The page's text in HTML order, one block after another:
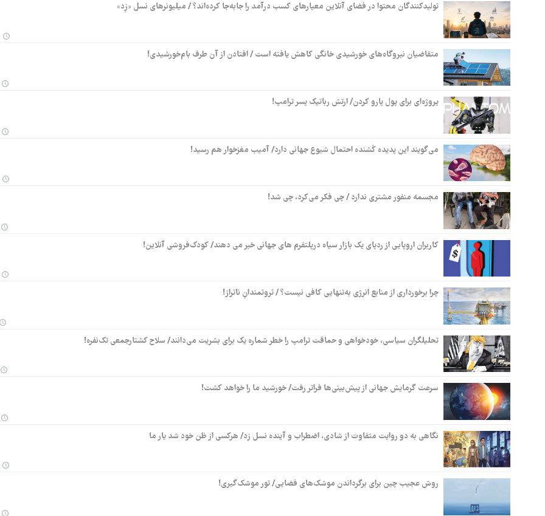
تولیدکنندگان محتوا در فضای آنلاین معیارهای کسب درآمد را جابه‌جا کرده‌اند؟ / میلیونرهای نسل «زِد»
متقاضیان نیروگاه‌های خورشیدی خانگی کاهش یافته است / افتادن از آن طرف بام‌خورشیدی!
پروژه‌ای برای پول پارو کردن/ ارتش رباتیک پسر ترامپ!
می‌گویند این پدیده کُشنده احتمال شیوع جهانی دارد/ آمیب مغزخوار هم رسید!
مجسمه منفور مشتری ندارد / چی فکر می‌کرد، چی شد!
کاربران اروپایی از ردپای یک بازار سیاه درپلتفرم های جهانی خبر می دهند/ کودک‌فروشی آنلاین!
چرا برخورداری از منابع انرژی به‌تنهایی کافی نیست؟ / ثروتمندانِ ناتراز!
تحلیلگران سیاسی، خودخواهی و حماقت ترامپ را خطر شماره یک برای بشریت می‌دانند/ سلاح کشتارجمعی تک‌نفره!
سرعت گرمایش جهانی از پیش‌بینی‌ها فراتر رفت/ خورشید ما را خواهد کشت!
نگاهی به دو روایت متفاوت از شادی، اضطراب و آینده نسل زد/ هرکسی از ظن خود شد یار ما
روش عجیب چین برای برگرداندن موشک‌های فضایی/ تور موشک‌گیری!